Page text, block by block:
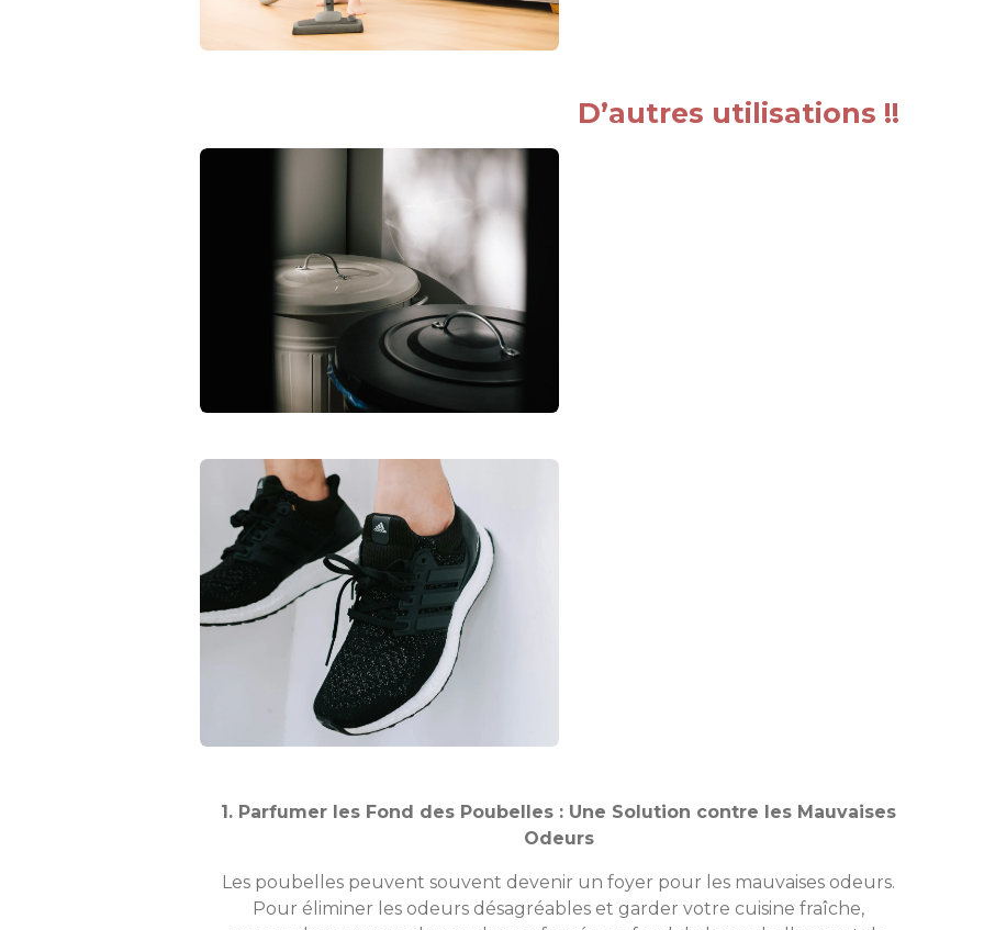
D’autres utilisations !!
1. Parfumer les Fond des Poubelles : Une Solution contre les Mauvaises
Odeurs
Les poubelles peuvent souvent devenir un foyer pour les mauvaises odeurs.
Pour éliminer les odeurs désagréables et garder votre cuisine fraîche,